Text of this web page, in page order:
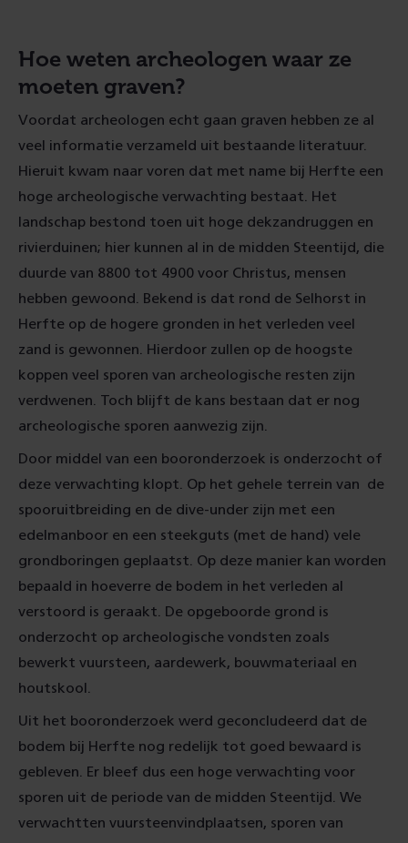
Hoe weten archeologen waar ze
moeten graven?
Voordat archeologen echt gaan graven hebben ze al
veel informatie verzameld uit bestaande literatuur.
Hieruit kwam naar voren dat met name bij Herfte een
hoge archeologische verwachting bestaat. Het
landschap bestond toen uit hoge dekzandruggen en
rivierduinen; hier kunnen al in de midden Steentijd, die
duurde van 8800 tot 4900 voor Christus, mensen
hebben gewoond. Bekend is dat rond de Selhorst in
Herfte op de hogere gronden in het verleden veel
zand is gewonnen. Hierdoor zullen op de hoogste
koppen veel sporen van archeologische resten zijn
verdwenen. Toch blijft de kans bestaan dat er nog
archeologische sporen aanwezig zijn.
Door middel van een booronderzoek is onderzocht of
deze verwachting klopt. Op het gehele terrein van de
spooruitbreiding en de dive-under zijn met een
edelmanboor en een steekguts (met de hand) vele
grondboringen geplaatst. Op deze manier kan worden
bepaald in hoeverre de bodem in het verleden al
verstoord is geraakt. De opgeboorde grond is
onderzocht op archeologische vondsten zoals
bewerkt vuursteen, aardewerk, bouwmateriaal en
houtskool.
Uit het booronderzoek werd geconcludeerd dat de
bodem bij Herfte nog redelijk tot goed bewaard is
gebleven. Er bleef dus een hoge verwachting voor
sporen uit de periode van de midden Steentijd. We
verwachtten vuursteenvindplaatsen, sporen van